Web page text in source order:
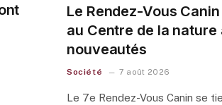
Le Rendez-Vous
au Centre de la nature
nouveautés
Société 7 août 2026
Le 7e Rendez-Vous Canin se